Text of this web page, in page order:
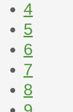
4
5
6
7
8